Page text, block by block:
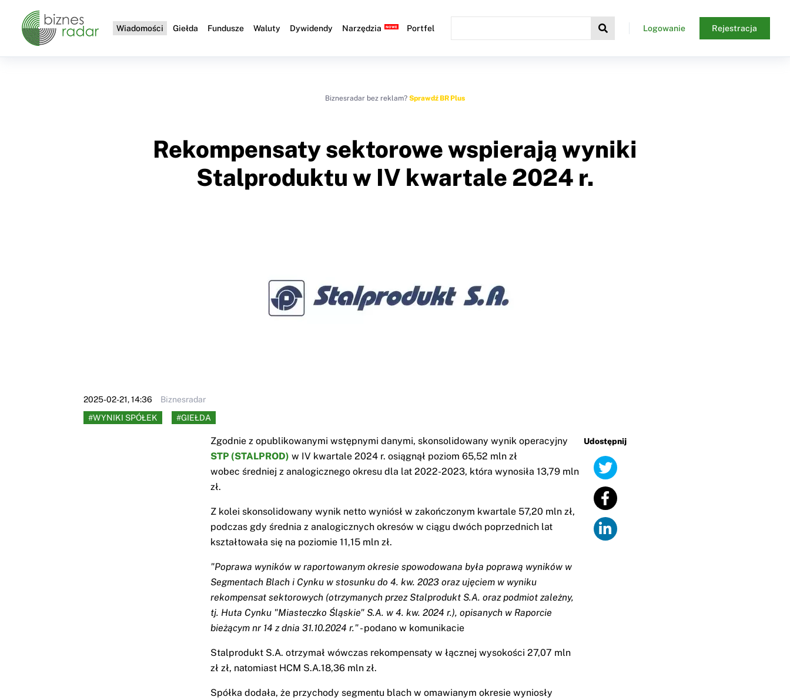
Wiadomości Giełda Fundusze Waluty Dywidendy Narzędzia Portfel Logowanie Rejestracja
Biznesradar bez reklam? Sprawdź BR Plus
Rekompensaty sektorowe wspierają wyniki
Stalproduktu w IV kwartale 2024 r.
2025-02-21, 14:36
Biznesradar
#WYNIKI SPÓŁEK
#GIEŁDA
Udostępnij
Zgodnie z opublikowanymi wstępnymi danymi, skonsolidowany wynik operacyjny
STP (STALPROD) w IV kwartale 2024 r. osiągnął poziom 65,52 mln zł
wobec średniej z analogicznego okresu dla lat 2022-2023, która wynosiła 13,79 mln
zł.
Z kolei skonsolidowany wynik netto wyniósł w zakończonym kwartale 57,20 mln zł,
podczas gdy średnia z analogicznych okresów w ciągu dwóch poprzednich lat
kształtowała się na poziomie 11,15 mln zł.
"Poprawa wyników w raportowanym okresie spowodowana była poprawą wyników w
Segmentach Blach i Cynku w stosunku do 4. kw. 2023 oraz ujęciem w wyniku
rekompensat sektorowych (otrzymanych przez Stalprodukt S.A. oraz podmiot zależny,
tj. Huta Cynku "Miasteczko Śląskie" S.A. w 4. kw. 2024 r.), opisanych w Raporcie
bieżącym nr 14 z dnia 31.10.2024 r."- podano w komunikacie
Stalprodukt S.A. otrzymał wówczas rekompensaty w łącznej wysokości 27,07 mln
zł zł, natomiast HCM S.A.18,36 mln zł.
Spółka dodała, że przychody segmentu blach w omawianym okresie wyniosły